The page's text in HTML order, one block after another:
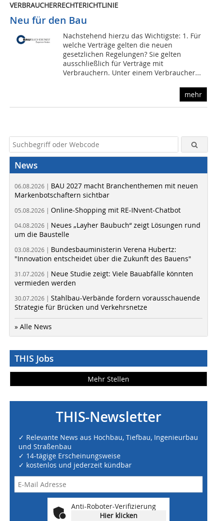
VERBRAUCHERRECHTERICHTLINIE
Neu für den Bau
Nachstehend hierzu das Wichtigste: 1. Für
welche Verträge gelten die neuen
gesetzlichen Regelungen? Sie gelten
ausschließlich für Verträge mit
Verbrauchern. Unter einem Verbraucher...
mehr
News
06.08.2026 | BAU 2027 macht Branchenthemen mit neuen
Markenbotschaftern sichtbar
05.08.2026 | Online-Shopping mit RE-INvent-Chatbot
04.08.2026 | Neues „Layher Baubuch“ zeigt Lösungen rund
um die Baustelle
03.08.2026 | Bundesbauministerin Verena Hubertz:
"Innovation entscheidet über die Zukunft des Bauens"
31.07.2026 | Neue Studie zeigt: Viele Bauabfälle könnten
vermieden werden
30.07.2026 | Stahlbau-Verbände fordern vorausschauende
Strategie für Brücken und Verkehrsnetze
» Alle News
THIS Jobs
Mehr Stellen
THIS-Newsletter
✓ Relevante News aus Hochbau, Tiefbau, Ingenieurbau
und Straßenbau
✓ 14-tägige Erscheinungsweise
✓ kostenlos und jederzeit kündbar
Anti-Roboter-Verifizierung
Hier klicken